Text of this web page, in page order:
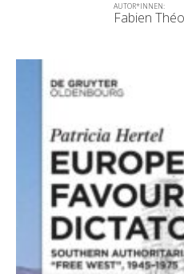
AUTOR*INNEN:
Fabien